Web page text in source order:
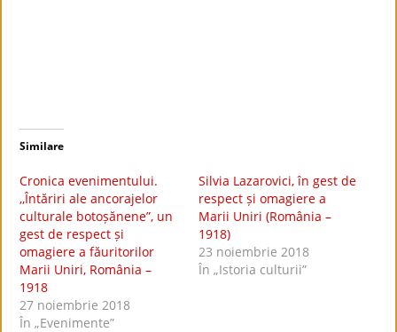
Similare
Cronica evenimentului.
,,Întăriri ale ancorajelor
culturale botoșănene”, un
gest de respect și
omagiere a făuritorilor
Marii Uniri, România –
1918
27 noiembrie 2018
În „Evenimente”
Silvia Lazarovici, în gest de
respect și omagiere a
Marii Uniri (România –
1918)
23 noiembrie 2018
În „Istoria culturii”